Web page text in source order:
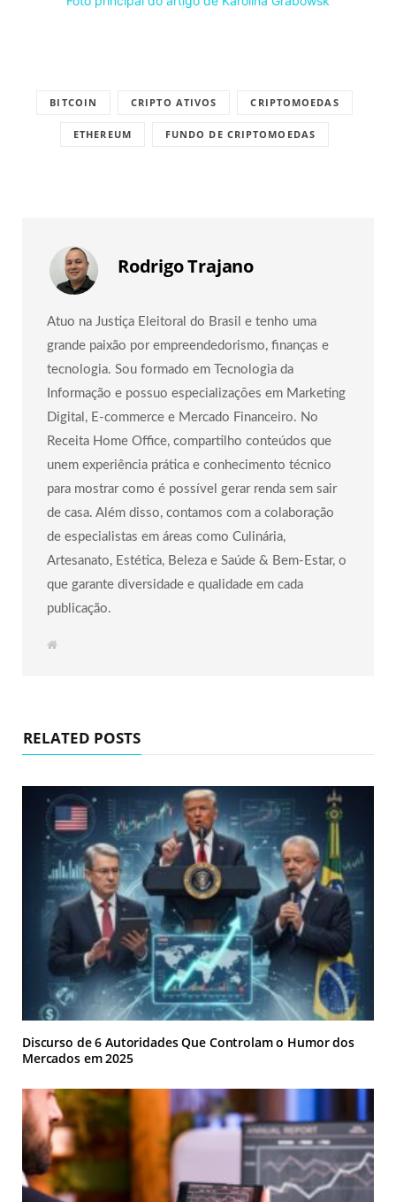
BITCOIN CRIPTO ATIVOS CRIPTOMOEDAS
ETHEREUM FUNDO DE CRIPTOMOEDAS
Rodrigo Trajano
Atuo na Justiça Eleitoral do Brasil e tenho uma
grande paixão por empreendedorismo, finanças e
tecnologia. Sou formado em Tecnologia da
Informação e possuo especializações em Marketing
Digital, E-commerce e Mercado Financeiro. No
Receita Home Office, compartilho conteúdos que
unem experiência prática e conhecimento técnico
para mostrar como é possível gerar renda sem sair
de casa. Além disso, contamos com a colaboração
de especialistas em áreas como Culinária,
Artesanato, Estética, Beleza e Saúde & Bem-Estar, o
que garante diversidade e qualidade em cada
publicação.
W
RELATED POSTS
Discurso de 6 Autoridades Que Controlam o Humor dos
Mercados em 2025